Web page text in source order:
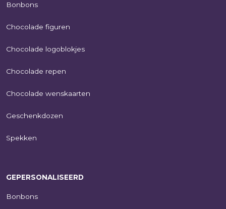
Bonbons
Chocolade figuren
Chocolade logoblokjes
Chocolade repen
Chocolade wenskaarten
Geschenkdozen
Spekken
GEPERSONALISEERD
Bonbons